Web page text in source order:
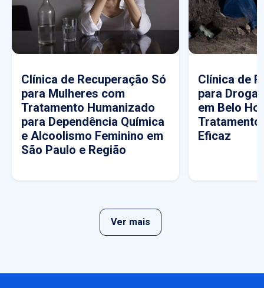
Clínica de Recuperação Só
para Mulheres com
Tratamento Humanizado
para Dependência Química
e Alcoolismo Feminino em
São Paulo e Região
Clínica de
para
em Belo
Tratamento
Eficaz
Ver mais